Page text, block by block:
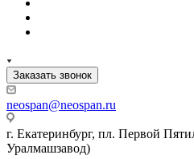
Заказать звонок
neospan@neospan.ru
г. Екатеринбург, пл. Первой
Уралмашзавод)